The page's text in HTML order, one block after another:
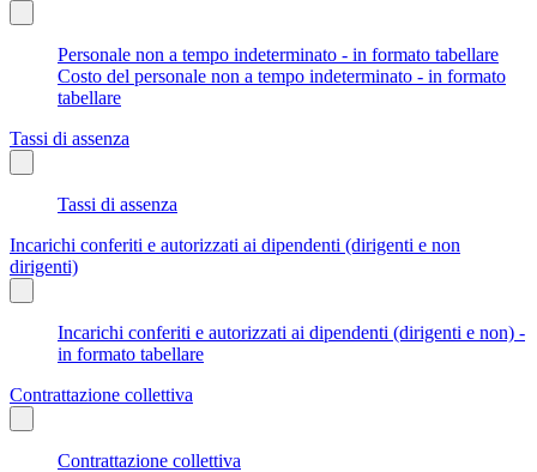
Personale non a tempo indeterminato - in formato tabellare
Costo del personale non a tempo indeterminato - in formato
tabellare
Tassi di assenza
Tassi di assenza
Incarichi conferiti e autorizzati ai dipendenti (dirigenti e non
dirigenti)
Incarichi conferiti e autorizzati ai dipendenti (dirigenti e non) -
in formato tabellare
Contrattazione collettiva
Contrattazione collettiva